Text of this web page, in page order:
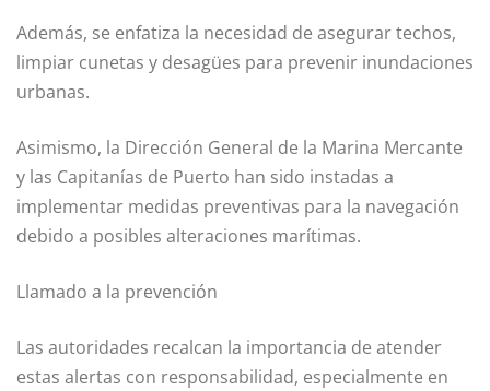
Además, se enfatiza la necesidad de asegurar techos,
limpiar cunetas y desagües para prevenir inundaciones
urbanas.
Asimismo, la Dirección General de la Marina Mercante
y las Capitanías de Puerto han sido instadas a
implementar medidas preventivas para la navegación
debido a posibles alteraciones marítimas.
Llamado a la prevención
Las autoridades recalcan la importancia de atender
estas alertas con responsabilidad, especialmente en